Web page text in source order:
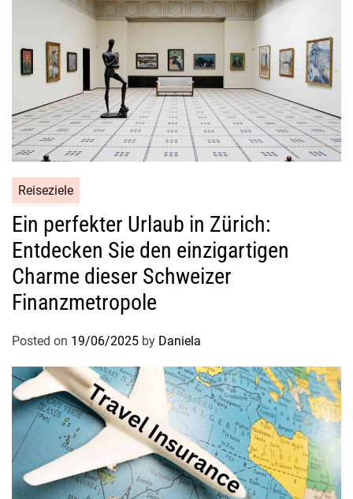
Reiseziele
Ein perfekter Urlaub in Zürich:
Entdecken Sie den einzigartigen
Charme dieser Schweizer
Finanzmetropole
Posted on 19/06/2025 by Daniela